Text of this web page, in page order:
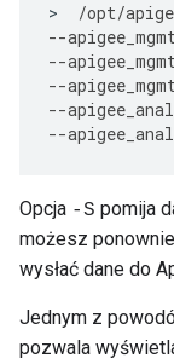
> /opt/
--
--
--
--
--
Opcja -S pomija
możesz
wysłać dane do
Jednym z
pozwala